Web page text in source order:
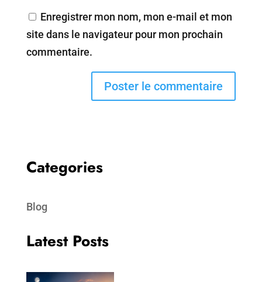
Enregistrer mon nom, mon e-mail et mon
site dans le navigateur pour mon prochain
commentaire.
Categories
Blog
Latest Posts